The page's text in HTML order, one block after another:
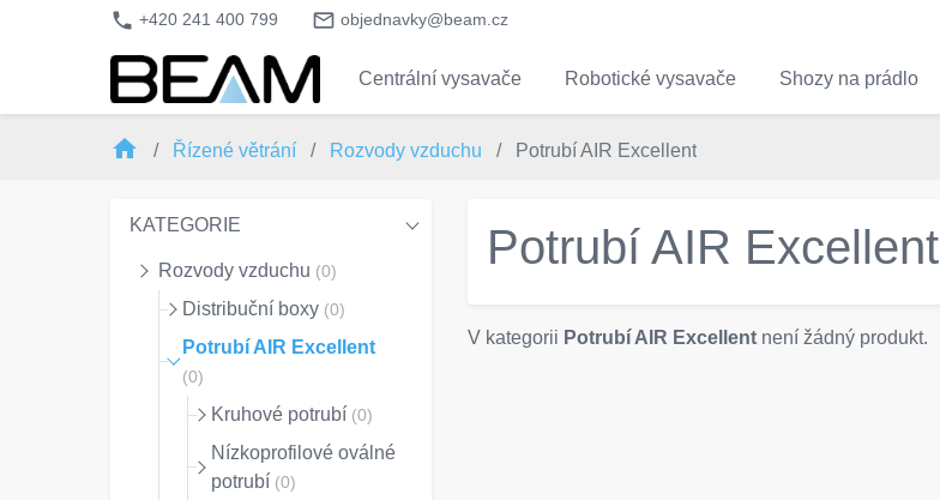
phone +420 241 400 799 mail_outline objednavky@beam.cz
Centrální vysavače Robotické vysavače Shozy na prádlo
home Řízené větrání Rozvody vzduchu Potrubí AIR Excellent
KATEGORIE
Rozvody vzduchu (0)
Distribuční boxy (0)
Potrubí AIR Excellent
(0)
Kruhové potrubí (0)
Nízkoprofilové oválné
potrubí (0)
Potrubí AIR Excellent
V kategorii Potrubí AIR Excellentnení žádný produkt.